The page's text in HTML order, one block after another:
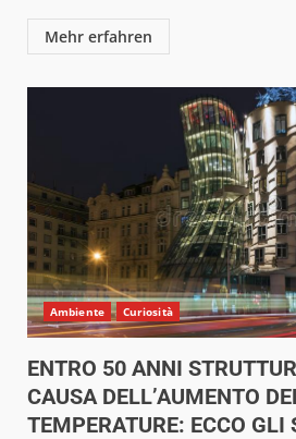
Mehr erfahren
Ambiente Curiosità
ENTRO 50 ANNI
CAUSA DELL’AUMENTO
TEMPERATURE: ECCO GLI